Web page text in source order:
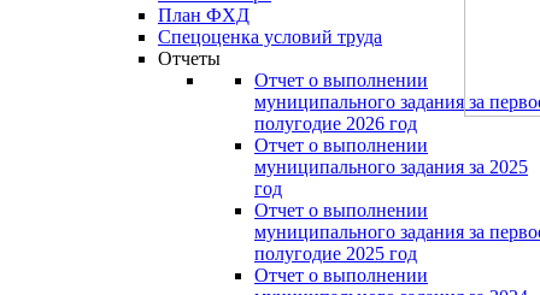
План ФХД
Спецоценка условий труда
Отчеты
Отчет о выполнении
муниципального задания за
полугодие 2026 год
Отчет о выполнении
муниципального задания за 2025
год
Отчет о выполнении
муниципального задания за
полугодие 2025 год
Отчет о выполнении